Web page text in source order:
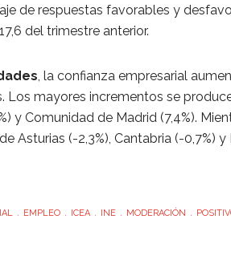
de respuestas favorables y
del trimestre anterior.
, la confianza empresarial
Los mayores incrementos se
y Comunidad de Madrid (7,4%).
Asturias (-2,3%), Cantabria (-0,7%)
EMPLEO ICEA INE MODERACIÓN